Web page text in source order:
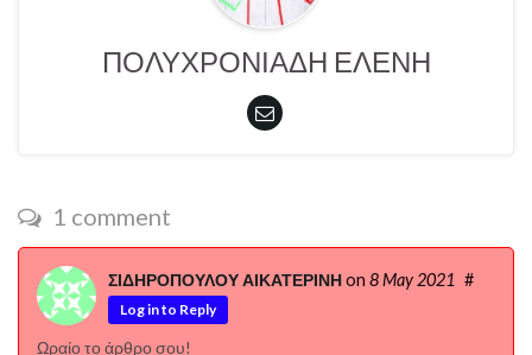
ΠΟΛΥΧΡΟΝΙΑΔΗ ΕΛΕΝΗ
1 comment
ΣΙΔΗΡΟΠΟΥΛΟΥ ΑΙΚΑΤΕΡΙΝΗon 8 May 2021 #
Log in to Reply
Ωραίο το άρθρο σου!